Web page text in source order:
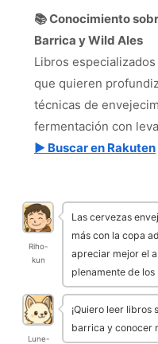
📚 Conocimiento
Barrica y Wild Ales
Libros
que quieren
técnicas de
fermentación con
▶ Buscar en Rakuten
Riho-
kun
Las cervezas
más con la copa
apreciar mejor el
plenamente de
Lune-
¡Quiero leer
barrica y conocer